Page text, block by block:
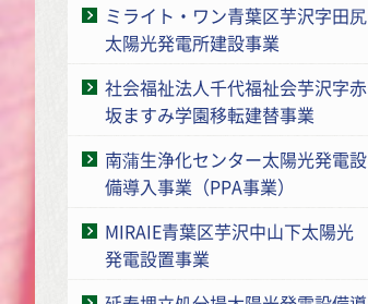
ミライト・ワン青葉区芋沢字田尻
太陽光発電所建設事業
社会福祉法人千代福祉会芋沢字赤
坂ますみ学園移転建替事業
南蒲生浄化センター太陽光発電設
備導入事業（PPA事業）
MIRAIE青葉区芋沢中山下太陽光
発電設置事業